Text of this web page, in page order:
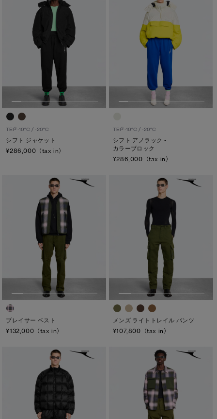
TEI3 -10°C / -20°C
シフト ジャケット
¥286,000（tax in）
TEI3-10°C / -20°C
シフト アノラック -
カラーブロック
¥286,000（tax in）
ブレイサー ベスト
¥132,000（tax in）
メンズ ライトトレイル パンツ
¥107,800（tax in）